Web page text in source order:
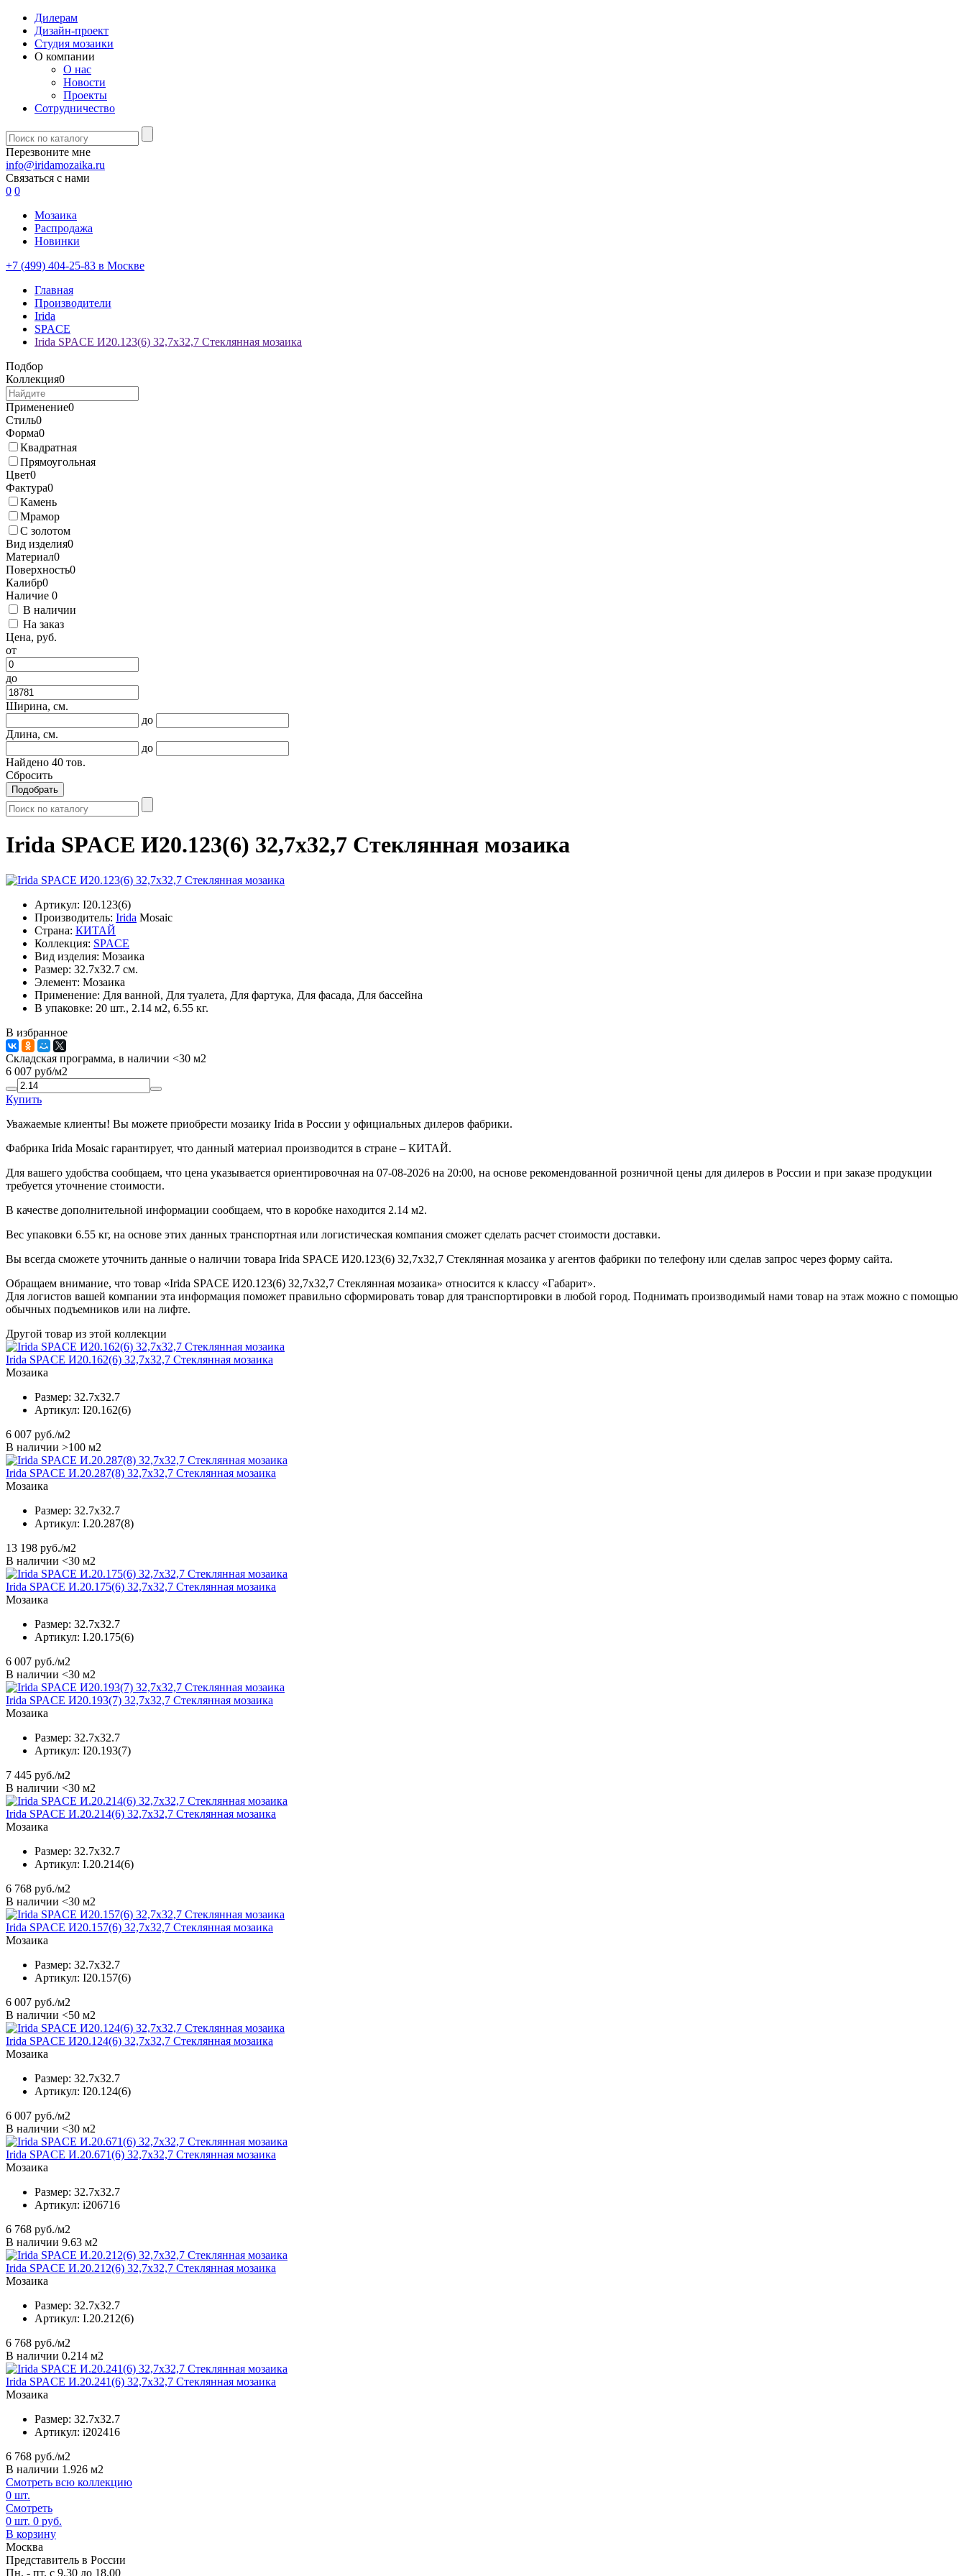
Дилерам
Дизайн-проект
Студия мозаики
О компании
О нас
Новости
Проекты
Сотрудничество
Перезвоните мне
info@iridamozaika.ru
Связаться с нами
0 0
Мозаика
Распродажа
Новинки
+7 (499) 404-25-83 в Москве
Главная
Производители
Irida
SPACE
Irida SPACE И20.123(6) 32,7x32,7 Стеклянная мозаика
Подбор
Коллекция0
Применение0
Стиль0
Форма0
Квадратная
Прямоугольная
Цвет0
Фактура0
Камень
Мрамор
С золотом
Вид изделия0
Материал0
Поверхность0
Калибр0
Наличие 0
В наличии
На заказ
Цена, руб.
от
до
Ширина, см.
до
Длина, см.
до
Найдено 40 тов.
Сбросить
Подобрать
Irida SPACE И20.123(6) 32,7x32,7 Стеклянная мозаика
Артикул: I20.123(6)
Производитель: Irida Mosaic
Страна: КИТАЙ
Коллекция: SPACE
Вид изделия: Мозаика
Размер: 32.7x32.7 см.
Элемент: Мозаика
Применение: Для ванной, Для туалета, Для фартука, Для фасада, Для бассейна
В упаковке: 20 шт., 2.14 м2, 6.55 кг.
В избранное
Складская программа, в наличии <30 м2
6 007 руб/м2
Купить
Уважаемые клиенты! Вы можете приобрести мозаику Irida в России у официальных дилеров фабрики.
Фабрика Irida Mosaic гарантирует, что данный материал производится в стране – КИТАЙ.
Для вашего удобства сообщаем, что цена указывается ориентировочная на 07-08-2026 на 20:00, на основе рекомендованной розничной цены для дилеров в России и при заказе продукции
требуется уточнение стоимости.
В качестве дополнительной информации сообщаем, что в коробке находится 2.14 м2.
Вес упаковки 6.55 кг, на основе этих данных транспортная или логистическая компания сможет сделать расчет стоимости доставки.
Вы всегда сможете уточнить данные о наличии товара Irida SPACE И20.123(6) 32,7x32,7 Стеклянная мозаика у агентов фабрики по телефону или сделав запрос через форму сайта.
Обращаем внимание, что товар «Irida SPACE И20.123(6) 32,7x32,7 Стеклянная мозаика» относится к классу «Габарит».
Для логистов вашей компании эта информация поможет правильно сформировать товар для транспортировки в любой город. Поднимать производимый нами товар на этаж можно с помощью
обычных подъемников или на лифте.
Другой товар из этой коллекции
Irida SPACE И20.162(6) 32,7x32,7 Стеклянная мозаика
Мозаика
Размер: 32.7x32.7
Артикул: I20.162(6)
6 007 руб./м2
В наличии >100 м2
Irida SPACE И.20.287(8) 32,7x32,7 Стеклянная мозаика
Мозаика
Размер: 32.7x32.7
Артикул: I.20.287(8)
13 198 руб./м2
В наличии <30 м2
Irida SPACE И.20.175(6) 32,7x32,7 Стеклянная мозаика
Мозаика
Размер: 32.7x32.7
Артикул: I.20.175(6)
6 007 руб./м2
В наличии <30 м2
Irida SPACE И20.193(7) 32,7x32,7 Стеклянная мозаика
Мозаика
Размер: 32.7x32.7
Артикул: I20.193(7)
7 445 руб./м2
В наличии <30 м2
Irida SPACE И.20.214(6) 32,7x32,7 Стеклянная мозаика
Мозаика
Размер: 32.7x32.7
Артикул: I.20.214(6)
6 768 руб./м2
В наличии <30 м2
Irida SPACE И20.157(6) 32,7x32,7 Стеклянная мозаика
Мозаика
Размер: 32.7x32.7
Артикул: I20.157(6)
6 007 руб./м2
В наличии <50 м2
Irida SPACE И20.124(6) 32,7x32,7 Стеклянная мозаика
Мозаика
Размер: 32.7x32.7
Артикул: I20.124(6)
6 007 руб./м2
В наличии <30 м2
Irida SPACE И.20.671(6) 32,7x32,7 Стеклянная мозаика
Мозаика
Размер: 32.7x32.7
Артикул: i206716
6 768 руб./м2
В наличии 9.63 м2
Irida SPACE И.20.212(6) 32,7x32,7 Стеклянная мозаика
Мозаика
Размер: 32.7x32.7
Артикул: I.20.212(6)
6 768 руб./м2
В наличии 0.214 м2
Irida SPACE И.20.241(6) 32,7x32,7 Стеклянная мозаика
Мозаика
Размер: 32.7x32.7
Артикул: i202416
6 768 руб./м2
В наличии 1.926 м2
Смотреть всю коллекцию
0 шт.
Смотреть
0 шт. 0 руб.
В корзину
Москва
Представитель в России
Пн. - пт. с 9.30 до 18.00